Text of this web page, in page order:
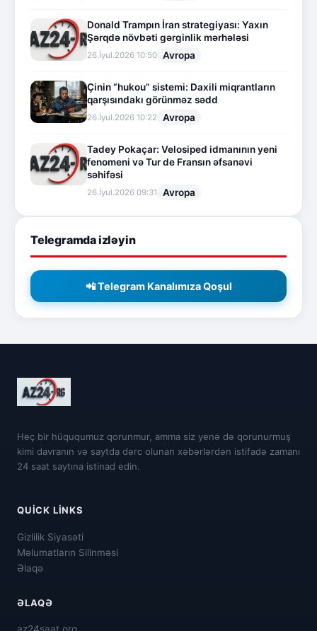
Donald Trampın İran strategiyası: Yaxın
Şərqdə növbəti gərginlik mərhələsi
26.İyul.2026 10:50 Avropa
Çinin “hukou” sistemi: Daxili miqrantların
qarşısındakı görünməz sədd
26.İyul.2026 10:22 Avropa
Tadey Pokaçar: Velosiped idmanının yeni
fenomeni və Tur de Fransın əfsanəvi
səhifəsi
26.İyul.2026 09:31 Avropa
Telegramda izləyin
📲 Telegram Kanalımıza Qoşul
Heç bir hüququmuz qorunmur, amma siz yenə də qorunurmuş
kimi davranın və saytda dərc olunan xəbərlərdən istifadə zamanı
24 saat saytına istinad edin.
QUICK LINKS
Gizlilik Siyasəti
Məlumatların Silinməsi
Əlaqə
ƏLAQƏ